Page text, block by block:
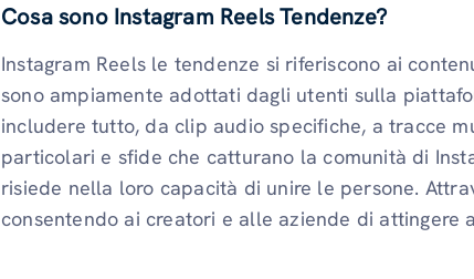
Cosa sono Instagram Reels Tendenze?
Instagram Reels le tendenze si riferiscono ai
sono ampiamente adottati dagli utenti sulla
includere tutto, da clip audio specifiche, a tracce
particolari e sfide che catturano la comunità di
risiede nella loro capacità di unire le persone.
consentendo ai creatori e alle aziende di attingere